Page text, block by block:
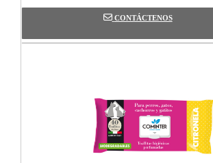
CONTÁCTENOS